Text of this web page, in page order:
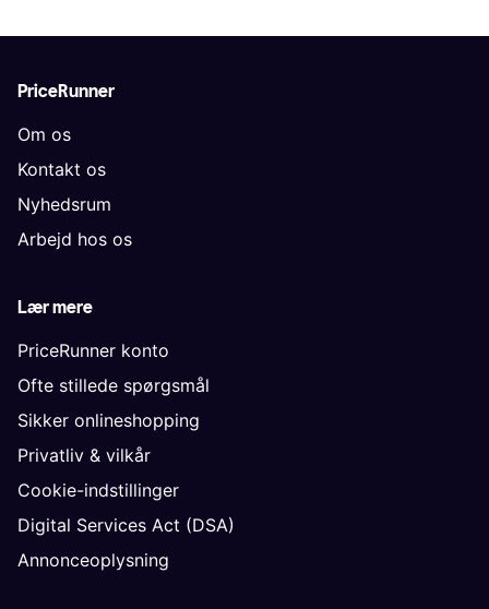
PriceRunner
Om os
Kontakt os
Nyhedsrum
Arbejd hos os
Lær mere
PriceRunner konto
Ofte stillede spørgsmål
Sikker onlineshopping
Privatliv & vilkår
Cookie-indstillinger
Digital Services Act (DSA)
Annonceoplysning